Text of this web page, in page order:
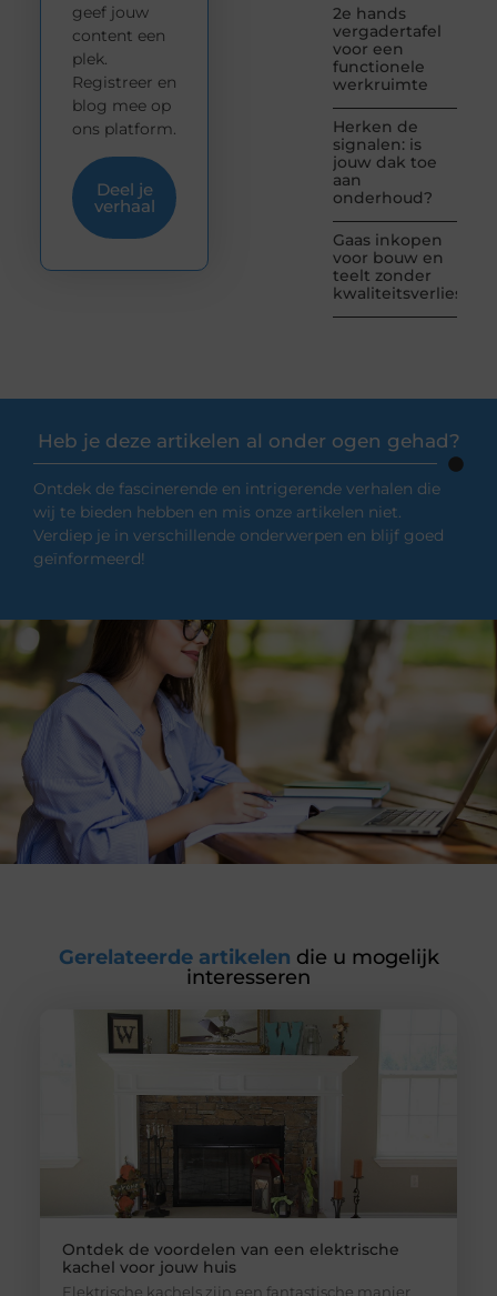
2e hands
vergadertafel
voor een
functionele
werkruimte
Herken de
signalen: is
jouw dak toe
aan
onderhoud?
Gaas inkopen
voor bouw en
teelt zonder
kwaliteitsverlies
geef jouw
content een
plek.
Registreer en
blog mee op
ons platform.
Deel je
verhaal
Heb je deze artikelen al onder ogen gehad?
Ontdek de fascinerende en intrigerende verhalen die
wij te bieden hebben en mis onze artikelen niet.
Verdiep je in verschillende onderwerpen en blijf goed
geïnformeerd!
Gerelateerde artikelen die u mogelijk
interesseren
Ontdek de voordelen van een elektrische
kachel voor jouw huis
Elektrische kachels zijn een fantastische manier